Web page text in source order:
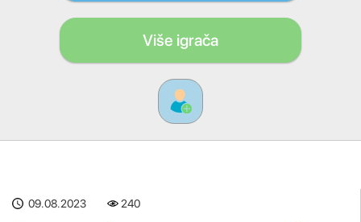
Više igrača
09.08.2023 240